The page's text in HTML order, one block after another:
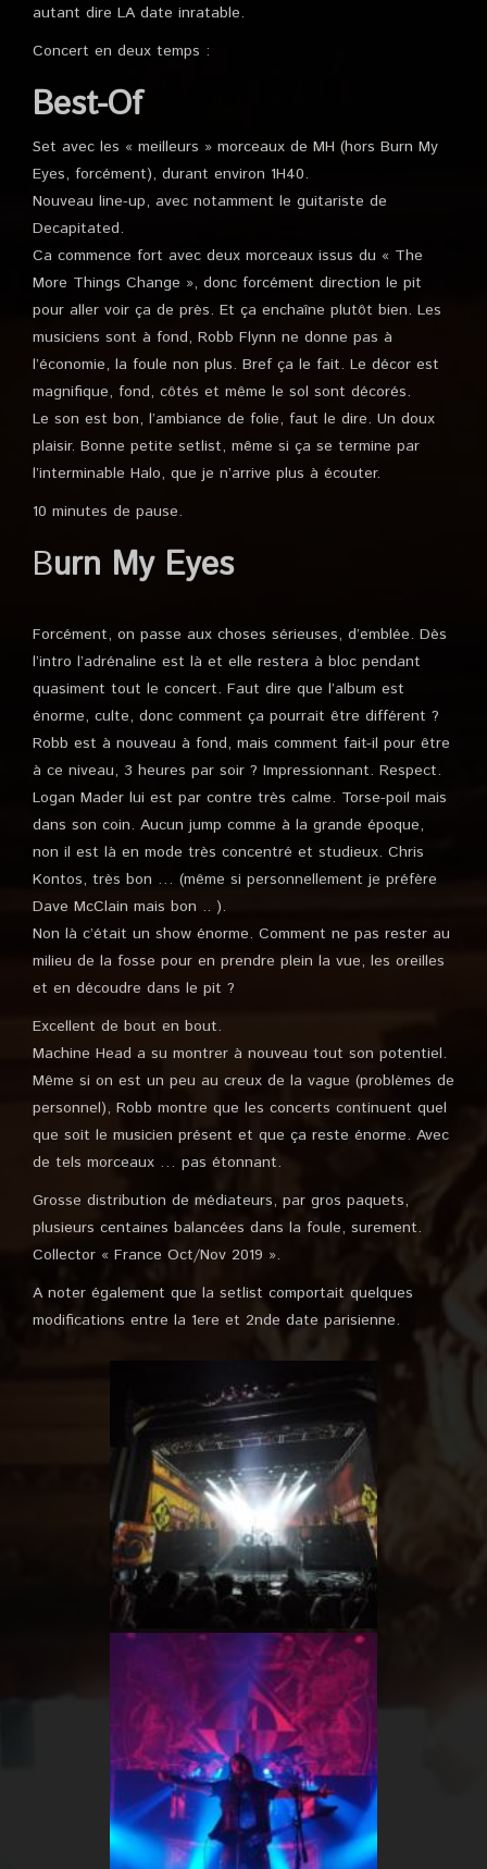
autant dire LA date inratable.
Concert en deux temps :
Best-Of
Set avec les « meilleurs » morceaux de MH (hors Burn My
Eyes, forcément), durant environ 1H40.
Nouveau line-up, avec notamment le guitariste de
Decapitated.
Ca commence fort avec deux morceaux issus du « The
More Things Change », donc forcément direction le pit
pour aller voir ça de près. Et ça enchaîne plutôt bien. Les
musiciens sont à fond, Robb Flynn ne donne pas à
l’économie, la foule non plus. Bref ça le fait. Le décor est
magnifique, fond, côtés et même le sol sont décorés.
Le son est bon, l’ambiance de folie, faut le dire. Un doux
plaisir. Bonne petite setlist, même si ça se termine par
l’interminable Halo, que je n’arrive plus à écouter.
10 minutes de pause.
Burn My Eyes
Forcément, on passe aux choses sérieuses, d’emblée. Dès
l’intro l’adrénaline est là et elle restera à bloc pendant
quasiment tout le concert. Faut dire que l’album est
énorme, culte, donc comment ça pourrait être différent ?
Robb est à nouveau à fond, mais comment fait-il pour être
à ce niveau, 3 heures par soir ? Impressionnant. Respect.
Logan Mader lui est par contre très calme. Torse-poil mais
dans son coin. Aucun jump comme à la grande époque,
non il est là en mode très concentré et studieux. Chris
Kontos, très bon … (même si personnellement je préfère
Dave McClain mais bon .. ).
Non là c’était un show énorme. Comment ne pas rester au
milieu de la fosse pour en prendre plein la vue, les oreilles
et en découdre dans le pit ?
Excellent de bout en bout.
Machine Head a su montrer à nouveau tout son potentiel.
Même si on est un peu au creux de la vague (problèmes de
personnel), Robb montre que les concerts continuent quel
que soit le musicien présent et que ça reste énorme. Avec
de tels morceaux … pas étonnant.
Grosse distribution de médiateurs, par gros paquets,
plusieurs centaines balancées dans la foule, surement.
Collector « France Oct/Nov 2019 ».
A noter également que la setlist comportait quelques
modifications entre la 1ere et 2nde date parisienne.